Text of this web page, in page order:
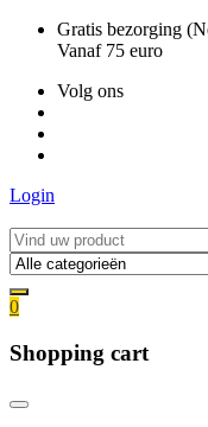
inhoud
Gratis bezorging
Vanaf 75 euro
Volg ons
Login
0
Shopping cart